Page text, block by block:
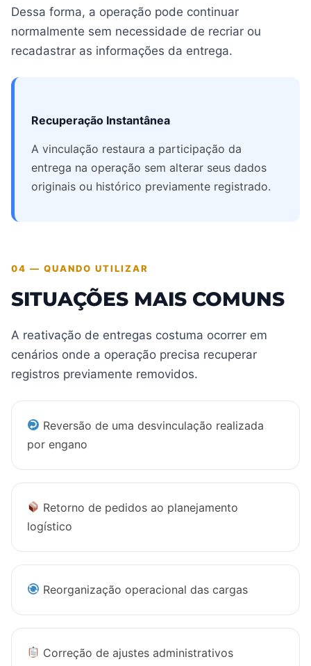
Dessa forma, a operação pode continuar
normalmente sem necessidade de recriar ou
recadastrar as informações da entrega.
Recuperação Instantânea
A vinculação restaura a participação da
entrega na operação sem alterar seus dados
originais ou histórico previamente registrado.
04 — QUANDO UTILIZAR
SITUAÇÕES MAIS COMUNS
A reativação de entregas costuma ocorrer em
cenários onde a operação precisa recuperar
registros previamente removidos.
Reversão de uma desvinculação realizada
por engano
Retorno de pedidos ao planejamento
logístico
Reorganização operacional das cargas
Correção de ajustes administrativos